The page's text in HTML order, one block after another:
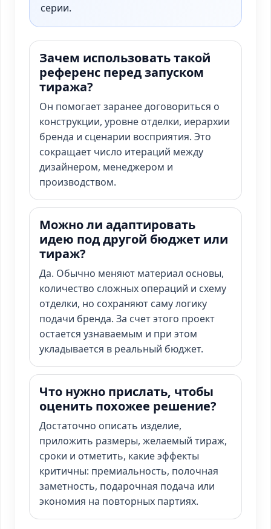
серии.
Зачем использовать такой
референс перед запуском
тиража?
Он помогает заранее договориться о
конструкции, уровне отделки, иерархии
бренда и сценарии восприятия. Это
сокращает число итераций между
дизайнером, менеджером и
производством.
Можно ли адаптировать
идею под другой бюджет или
тираж?
Да. Обычно меняют материал основы,
количество сложных операций и схему
отделки, но сохраняют саму логику
подачи бренда. За счет этого проект
остается узнаваемым и при этом
укладывается в реальный бюджет.
Что нужно прислать, чтобы
оценить похожее решение?
Достаточно описать изделие,
приложить размеры, желаемый тираж,
сроки и отметить, какие эффекты
критичны: премиальность, полочная
заметность, подарочная подача или
экономия на повторных партиях.